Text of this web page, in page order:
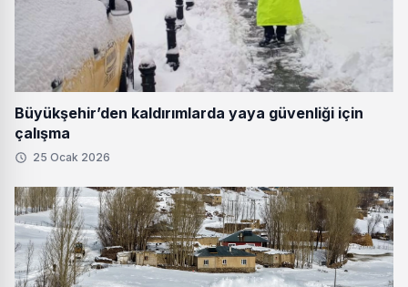
Büyükşehir’den kaldırımlarda yaya güvenliği için
çalışma
25 Ocak 2026